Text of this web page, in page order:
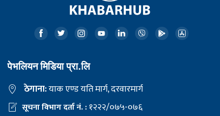
पेभलियन मिडिया प्रा.लि
ठेगाना:याक एण्ड यति मार्ग, दरवारमार्ग
सूचना विभाग दर्ता नं. :१२२२/०७५-०७६